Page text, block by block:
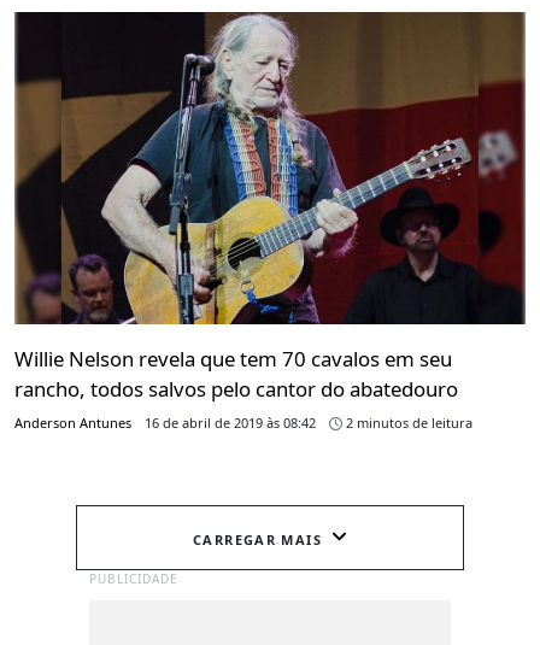
Willie Nelson revela que tem 70 cavalos em seu
rancho, todos salvos pelo cantor do abatedouro
Anderson Antunes 16 de abril de 2019 às 08:42 2 minutos de leitura
CARREGAR MAIS
PUBLICIDADE